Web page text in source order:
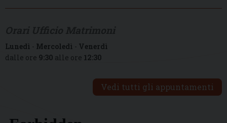
Lunedì - Mercoledì - Venerdì
dalle ore 9:30 alle ore 12:30
Vedi tutti gli appuntamenti